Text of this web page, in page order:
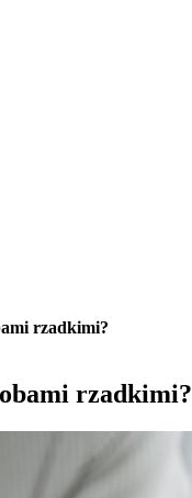
rzadkimi?
rzadkimi?